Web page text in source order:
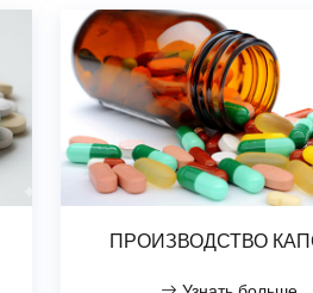
ПРОИЗВОДСТВО